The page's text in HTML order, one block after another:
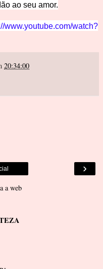
ao seu amor.
www.youtube.com/watch?
20:34:00
›
a web